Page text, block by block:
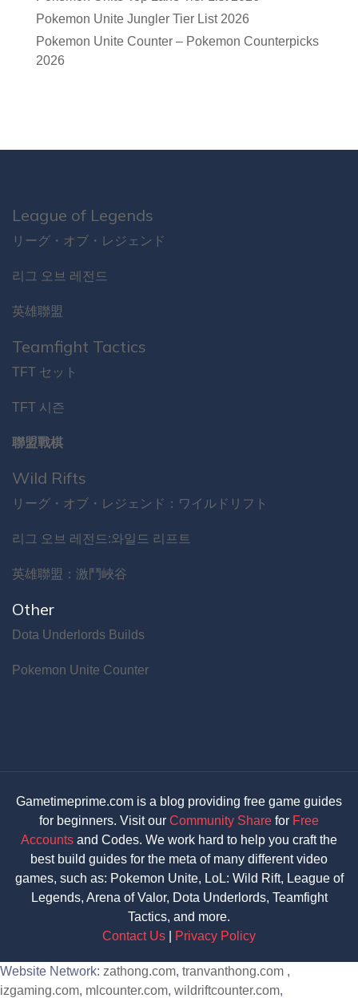
Pokemon Unite Jungler Tier List 2026
Pokemon Unite Counter – Pokemon Counterpicks
2026
League of Legends
リーグ・オブ・レジェンド
리그 오브 레전드
英雄聯盟
Teamfight Tactics
TFT セット
TFT 시즌
聯盟戰棋
Wild Rifts
リーグ・オブ・レジェンド：ワイルドリフト
리그 오브 레전드:와일드 리프트
英雄聯盟：激鬥峽谷
Other
Dota Underlords Builds
Pokemon Unite Counter
Gametimeprime.com is a blog providing free game guides
for beginners. Visit our Community Share for Free
Accounts and Codes. We work hard to help you craft the
best build guides for the meta of many different video
games, such as: Pokemon Unite, LoL: Wild Rift, League of
Legends, Arena of Valor, Dota Underlords, Teamfight
Tactics, and more.
Contact Us
Privacy Policy
Website Network: zathong.com, tranvanthong.com ,
izgaming.com, mlcounter.com, wildriftcounter.com,